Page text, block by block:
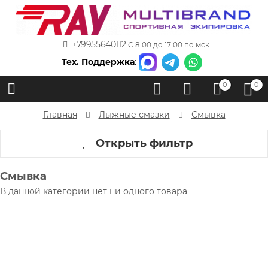
+79955640112 С 8:00 до 17:00 по мск
Тех. Поддержка:
0 0
Главная Лыжные смазки Смывка
Открыть фильтр
Смывка
В данной категории нет ни одного товара